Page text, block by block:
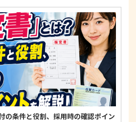
の遵守について
の実現のため、個人情報の取扱
が定める指針およびその他の規
問い合わせ窓口
葛飾区亀有3-21-11 藍ビル202
ス･ワン 個人情報保護担当
の条件と役割、採用時の確認ポイン